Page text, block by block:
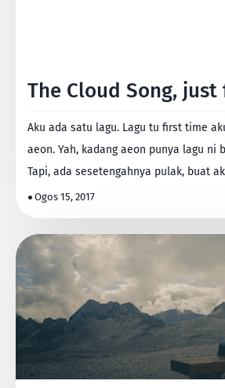
The Cloud Song, just
Aku ada satu lagu. Lagu tu first time
aeon. Yah, kadang aeon punya lagu ni
Tapi, ada sesetengahnya pulak, buat
Ogos 15, 2017